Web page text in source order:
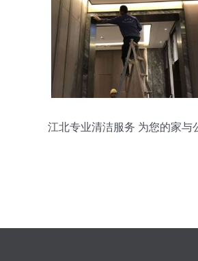
江北专业清洁服务 为您的家与